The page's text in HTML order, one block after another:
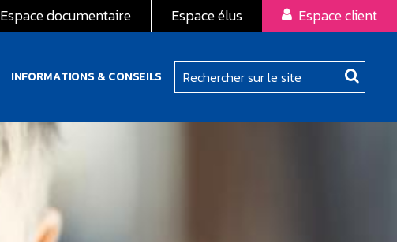
Espace documentaire Espace élus Espace client
INFORMATIONS & CONSEILS